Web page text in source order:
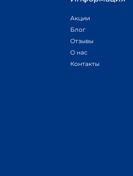
Акции
Блог
Отзывы
О нас
Контакты